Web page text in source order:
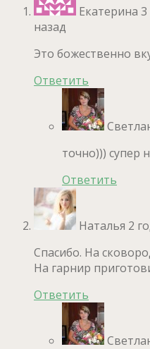
Екатерина 3
назад
Это божественно
Ответить
точно))) супер
Ответить
Наталья 2
Спасибо. На
На гарнир
Ответить